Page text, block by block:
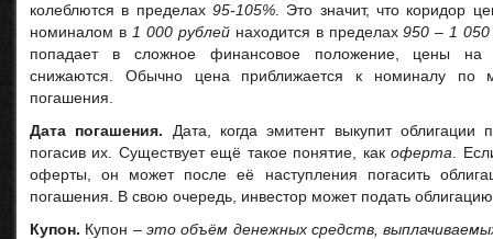
колеблются в пределах 95-105% . Это значит, что коридор
номиналом в 1 000 рублейнаходится в пределах950 – 1 050
попадает в сложное финансовое положение, цены на
снижаются. Обычно цена приближается к номиналу по
погашения.
Дата погашения. Дата, когда эмитент выкупит
погасив их. Существует ещё такое понятие, какоферта .
оферты, он может после её наступления погасить
погашения. В свою очередь, инвестор может подать
Купон. Купон – это объём денежных средств,